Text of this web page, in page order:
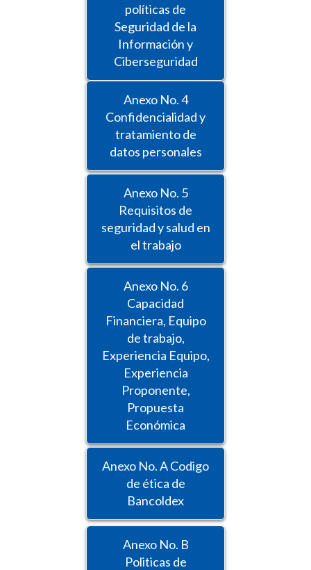
políticas de
Seguridad de la
Información y
Ciberseguridad
Anexo No. 4
Confidencialidad y
tratamiento de
datos personales
Anexo No. 5
Requisitos de
seguridad y salud en
el trabajo
Anexo No. 6
Capacidad
Financiera, Equipo
de trabajo,
Experiencia Equipo,
Experiencia
Proponente,
Propuesta
Económica
Anexo No. A Codigo
de ética de
Bancoldex
Anexo No. B
Politicas de